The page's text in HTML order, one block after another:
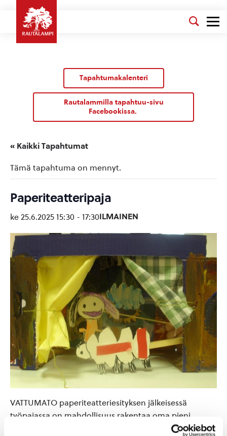
Tapahtumakalenteri
Rautalammilla tapahtuu-sivu
Facebookissa.
« Kaikki Tapahtumat
Tämä tapahtuma on mennyt.
Paperiteatteripaja
ke 25.6.2025 15:30 - 17:30ILMAINEN
VATTUMATO paperiteatteriesityksen jälkeisessä
työpajassa on mahdollisuus rakentaa oma pieni
paperiteatteri ja sen hahmot omien tarinoiden